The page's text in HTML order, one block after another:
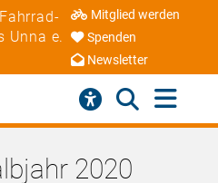
Unna e.
Mitglied werden
Spenden
Newsletter
2020